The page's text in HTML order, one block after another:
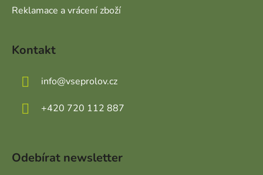
Reklamace a vrácení zboží
Kontakt
info@vseprolov.cz
+420 720 112 887
Odebírat newsletter